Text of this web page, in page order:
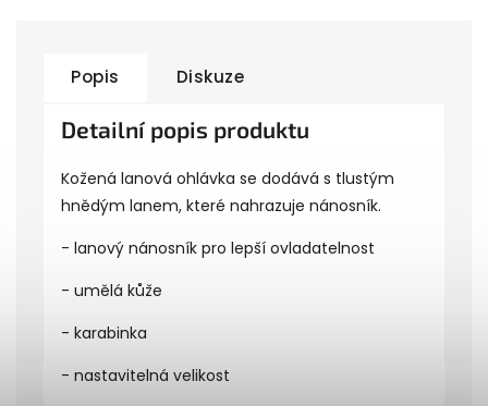
Popis Diskuze
Detailní popis produktu
Kožená lanová ohlávka se dodává s tlustým
hnědým lanem, které nahrazuje nánosník.
- lanový nánosník pro lepší ovladatelnost
- umělá kůže
- karabinka
- nastavitelná velikost